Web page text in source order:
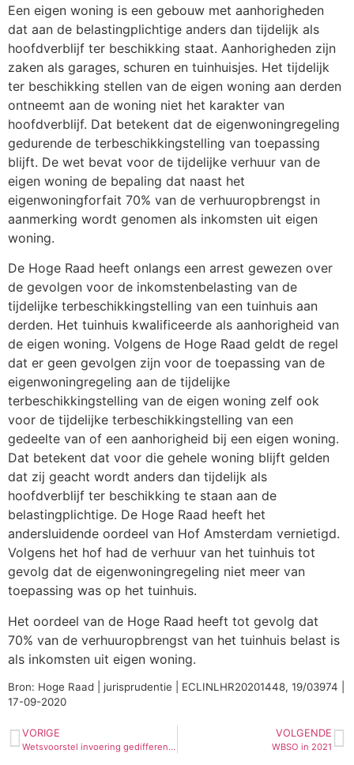
Een eigen woning is een gebouw met aanhorigheden
dat aan de belastingplichtige anders dan tijdelijk als
hoofdverblijf ter beschikking staat. Aanhorigheden zijn
zaken als garages, schuren en tuinhuisjes. Het tijdelijk
ter beschikking stellen van de eigen woning aan derden
ontneemt aan de woning niet het karakter van
hoofdverblijf. Dat betekent dat de eigenwoningregeling
gedurende de terbeschikkingstelling van toepassing
blijft. De wet bevat voor de tijdelijke verhuur van de
eigen woning de bepaling dat naast het
eigenwoningforfait 70% van de verhuuropbrengst in
aanmerking wordt genomen als inkomsten uit eigen
woning.
De Hoge Raad heeft onlangs een arrest gewezen over
de gevolgen voor de inkomstenbelasting van de
tijdelijke terbeschikkingstelling van een tuinhuis aan
derden. Het tuinhuis kwalificeerde als aanhorigheid van
de eigen woning. Volgens de Hoge Raad geldt de regel
dat er geen gevolgen zijn voor de toepassing van de
eigenwoningregeling aan de tijdelijke
terbeschikkingstelling van de eigen woning zelf ook
voor de tijdelijke terbeschikkingstelling van een
gedeelte van of een aanhorigheid bij een eigen woning.
Dat betekent dat voor die gehele woning blijft gelden
dat zij geacht wordt anders dan tijdelijk als
hoofdverblijf ter beschikking te staan aan de
belastingplichtige. De Hoge Raad heeft het
andersluidende oordeel van Hof Amsterdam vernietigd.
Volgens het hof had de verhuur van het tuinhuis tot
gevolg dat de eigenwoningregeling niet meer van
toepassing was op het tuinhuis.
Het oordeel van de Hoge Raad heeft tot gevolg dat
70% van de verhuuropbrengst van het tuinhuis belast is
als inkomsten uit eigen woning.
Bron: Hoge Raad | jurisprudentie | ECLINLHR20201448, 19/03974 |
17-09-2020
VORIGE
Wetsvoorstel invoering gedifferentieerde premie Aof
VOLGENDE
WBSO in 2021